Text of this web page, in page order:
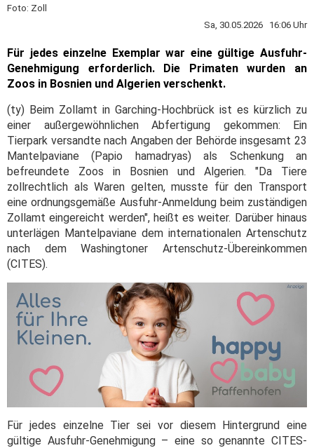
Foto: Zoll
Sa, 30.05.2026 16:06 Uhr
Für jedes einzelne Exemplar war eine gültige Ausfuhr-
Genehmigung erforderlich. Die Primaten wurden an
Zoos in Bosnien und Algerien verschenkt.
(ty) Beim Zollamt in Garching-Hochbrück ist es kürzlich zu
einer außergewöhnlichen Abfertigung gekommen: Ein
Tierpark versandte nach Angaben der Behörde insgesamt 23
Mantelpaviane (Papio hamadryas) als Schenkung an
befreundete Zoos in Bosnien und Algerien. "Da Tiere
zollrechtlich als Waren gelten, musste für den Transport
eine ordnungsgemäße Ausfuhr-Anmeldung beim zuständigen
Zollamt eingereicht werden", heißt es weiter. Darüber hinaus
unterlägen Mantelpaviane dem internationalen Artenschutz
nach dem Washingtoner Artenschutz-Übereinkommen
(CITES).
Für jedes einzelne Tier sei vor diesem Hintergrund eine
gültige Ausfuhr-Genehmigung – eine so genannte CITES-